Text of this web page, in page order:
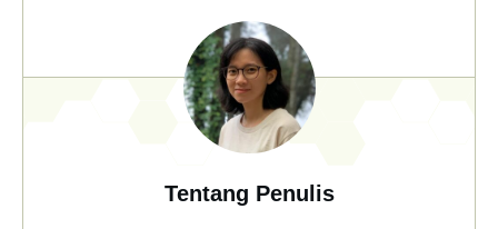
Tentang Penulis